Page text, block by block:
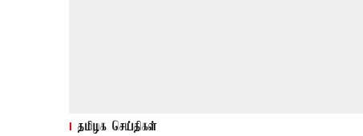
தமிழக செய்திகள்